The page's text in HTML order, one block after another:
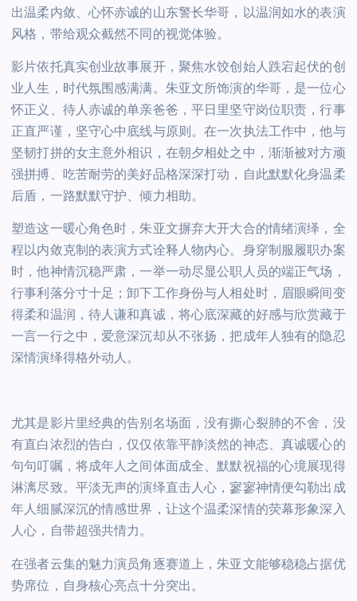
出温柔内敛、心怀赤诚的山东警长华哥，以温润如水的表演
风格，带给观众截然不同的视觉体验。
影片依托真实创业故事展开，聚焦水饺创始人跌宕起伏的创
业人生，时代氛围感满满。朱亚文所饰演的华哥，是一位心
怀正义、待人赤诚的单亲爸爸，平日里坚守岗位职责，行事
正直严谨，坚守心中底线与原则。在一次执法工作中，他与
坚韧打拼的女主意外相识，在朝夕相处之中，渐渐被对方顽
强拼搏、吃苦耐劳的美好品格深深打动，自此默默化身温柔
后盾，一路默默守护、倾力相助。
塑造这一暖心角色时，朱亚文摒弃大开大合的情绪演绎，全
程以内敛克制的表演方式诠释人物内心。身穿制服履职办案
时，他神情沉稳严肃，一举一动尽显公职人员的端正气场，
行事利落分寸十足；卸下工作身份与人相处时，眉眼瞬间变
得柔和温润，待人谦和真诚，将心底深藏的好感与欣赏藏于
一言一行之中，爱意深沉却从不张扬，把成年人独有的隐忍
深情演绎得格外动人。
尤其是影片里经典的告别名场面，没有撕心裂肺的不舍，没
有直白浓烈的告白，仅仅依靠平静淡然的神态、真诚暖心的
句句叮嘱，将成年人之间体面成全、默默祝福的心境展现得
淋漓尽致。平淡无声的演绎直击人心，寥寥神情便勾勒出成
年人细腻深沉的情感世界，让这个温柔深情的荧幕形象深入
人心，自带超强共情力。
在强者云集的魅力演员角逐赛道上，朱亚文能够稳稳占据优
势席位，自身核心亮点十分突出。